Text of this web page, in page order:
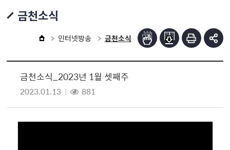
금천소식
인터넷방송 금천소식
금천소식_2023년 1월 셋째주
2023.01.13 881